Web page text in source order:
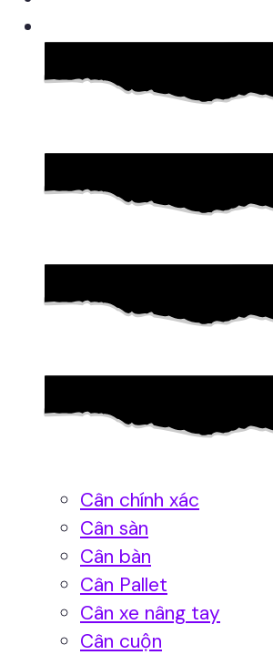
Cân chính xác
Cân sàn
Cân bàn
Cân Pallet
Cân xe nâng tay
Cân cuộn